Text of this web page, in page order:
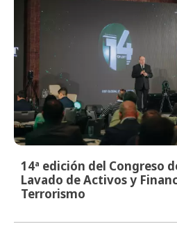
14ª edición del Congreso
Lavado de Activos y
Terrorismo